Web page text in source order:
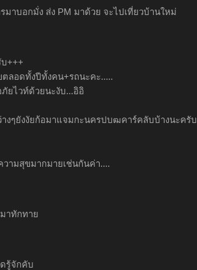
มาบอกมั่ง ส่ง PM มาด้วย จะไปเที่ยวบ้านใหม่
+++
ลอดทั้งปีทั้งคน+รถนะคะ.....
ยไวท์ด้วยนะงับ...อิอิ
างๆยังงัยก้อมาแจมกะนครปบฒคาร์คลับบ้างนะครั
วามสุขมากมายเช่นกันค่า....
มาทักทาย
รู้จักคับ